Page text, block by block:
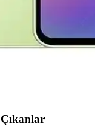
ve model